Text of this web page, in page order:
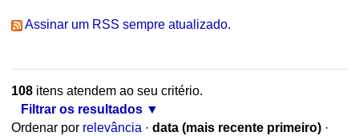
Assinar um RSS sempre atualizado.
108itens atendem ao seu critério.
Filtrar os resultados
Ordenar por relevância · data (mais recente primeiro) ·